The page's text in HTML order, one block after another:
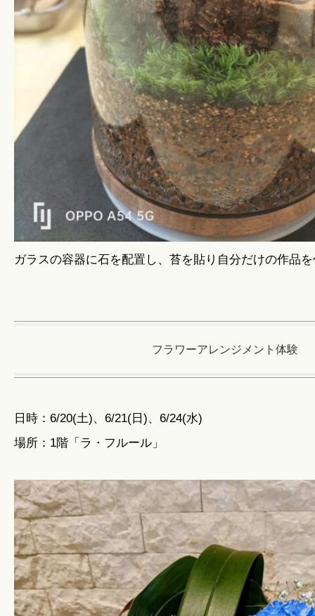
ガラスの容器に石を配置し、苔を貼り自分だけの作品
フラワーアレンジメント体験
日時：6/20(土)、6/21(日)、6/24(水)
場所：1階「ラ・フルール」